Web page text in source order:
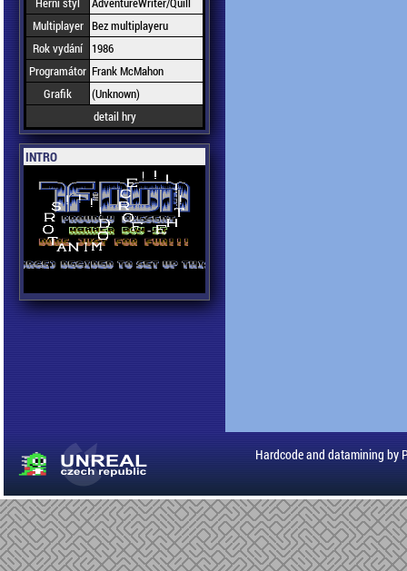
Multiplayer Bez multiplayeru
Rok vydání
1986
Programátor Frank McMahon
Grafik
(Unknown)
detail hry
INTRO
Hardcode and datamining by